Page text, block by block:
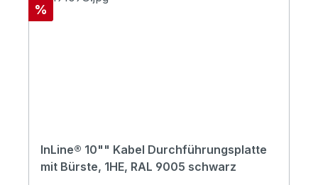
Rabatt
%
InLine® 10"" Kabel Durchführungsplatte
mit Bürste, 1HE, RAL 9005 schwarz